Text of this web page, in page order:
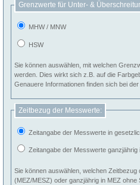
Grenzwerte für Unter- &
MHW / MNW
HSW
Sie können auswählen, mit welchen
werden. Dies wirkt sich z.B. auf die
Genauere Informationen finden sich bei der
Zeitbezug der Messwerte:
Zeitangabe der Messwerte in
Zeitangabe der Messwerte
Sie können auswählen, welchen
(MEZ/MESZ) oder ganzjährig in MEZ ohne